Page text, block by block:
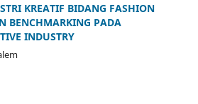
KREATIF BIDANG FASHION
BENCHMARKING PADA
INDUSTRY